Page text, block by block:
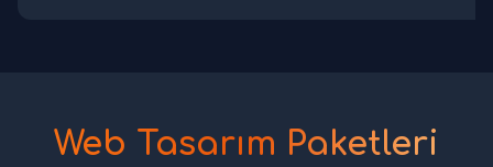
Web Tasarım Paketleri